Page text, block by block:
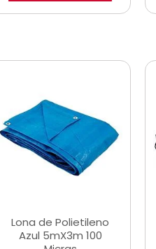
Lona de Polietileno
Azul 5mX3m 100